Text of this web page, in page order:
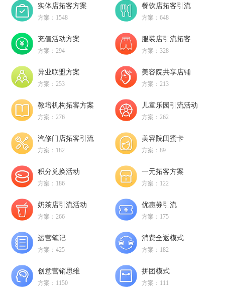
实体店拓客方案
方案：1548
餐饮店拓客引流
方案：648
充值活动方案
方案：294
服装店引流拓客
方案：328
异业联盟方案
方案：253
美容院共享店铺
方案：213
教培机构拓客方案
方案：276
儿童乐园引流活动
方案：262
汽修门店拓客引流
方案：182
美容院闺蜜卡
方案：89
积分兑换活动
方案：186
一元拓客方案
方案：122
奶茶店引流活动
方案：266
优惠券引流
方案：175
运营笔记
方案：425
消费全返模式
方案：182
创意营销思维
方案：1150
拼团模式
方案：111